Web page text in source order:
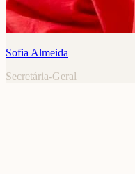
Sofia Almeida
Secretária-Geral